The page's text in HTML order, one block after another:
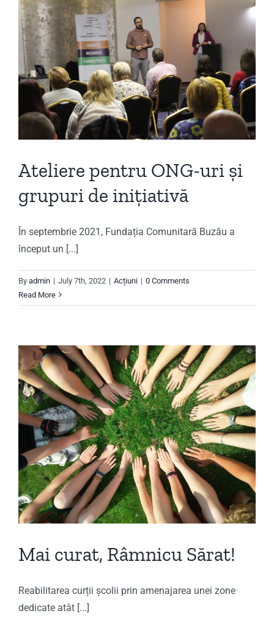
Ateliere pentru ONG-uri și
grupuri de inițiativă
În septembrie 2021, Fundația Comunitară Buzău a
început un [...]
By admin | July 7th, 2022 | Acțiuni | 0 Comments
Read More
Mai curat, Râmnicu Sărat!
Reabilitarea curții școlii prin amenajarea unei zone
dedicate atât [...]